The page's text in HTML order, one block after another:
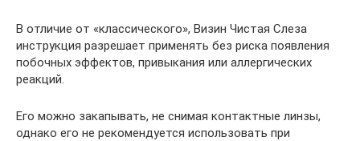
В отличие от «классического», Визин Чистая Слеза
инструкция разрешает применять без риска появления
побочных эффектов, привыкания или аллергических
реакций.
Его можно закапывать, не снимая контактные линзы,
однако его не рекомендуется использовать при